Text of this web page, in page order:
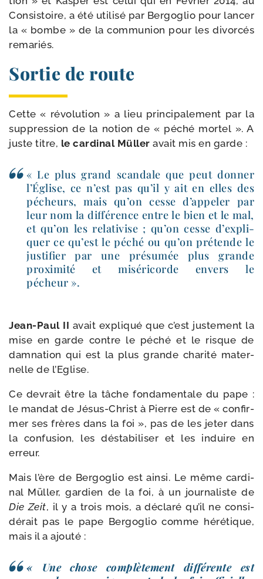
Consistoire, a été uti­li­sé par Bergoglio pour lan­cer
la « bombe » de la com­mu­nion pour les divor­cés
remariés.
Sortie de route
Cette « révo­lu­tion » a lieu prin­ci­pa­le­ment par la
sup­pres­sion de la notion de « péché mor­tel ». A
juste titre, le car­di­nal Müller avait mis en garde :
« Le plus grand scan­dale que peut don­ner
l’Église, ce n’est pas qu’il y ait en elles des
pécheurs, mais qu’on cesse d’ap­pe­ler par
leur nom la dif­fé­rence entre le bien et le mal,
et qu’on les rela­ti­vise ; qu’on cesse d’ex­pli­
quer ce qu’est le péché ou qu’on pré­tende le
jus­ti­fier par une pré­su­mée plus grande
proxi­mi­té et misé­ri­corde envers le
pécheur ».
Jean-​Paul II avait expli­qué que c’est jus­te­ment la
mise en garde contre le péché et le risque de
dam­na­tion qui est la plus grande cha­ri­té mater­
nelle de l’Eglise.
Ce devrait être la tâche fon­da­men­tale du pape :
le man­dat de Jésus-​Christ à Pierre est de « confir­
mer ses frères dans la foi », pas de les jeter dans
la confu­sion, les désta­bi­li­ser et les induire en
erreur.
Mais l’ère de Bergoglio est ain­si. Le même car­di­
nal Müller, gar­dien de la foi, à un jour­na­liste de
Die Zeit, il y a trois mois, a décla­ré qu’il ne consi­
dé­rait pas le pape Bergoglio comme héré­tique,
mais il a ajouté :
« Une chose com­plè­te­ment dif­fé­rente est